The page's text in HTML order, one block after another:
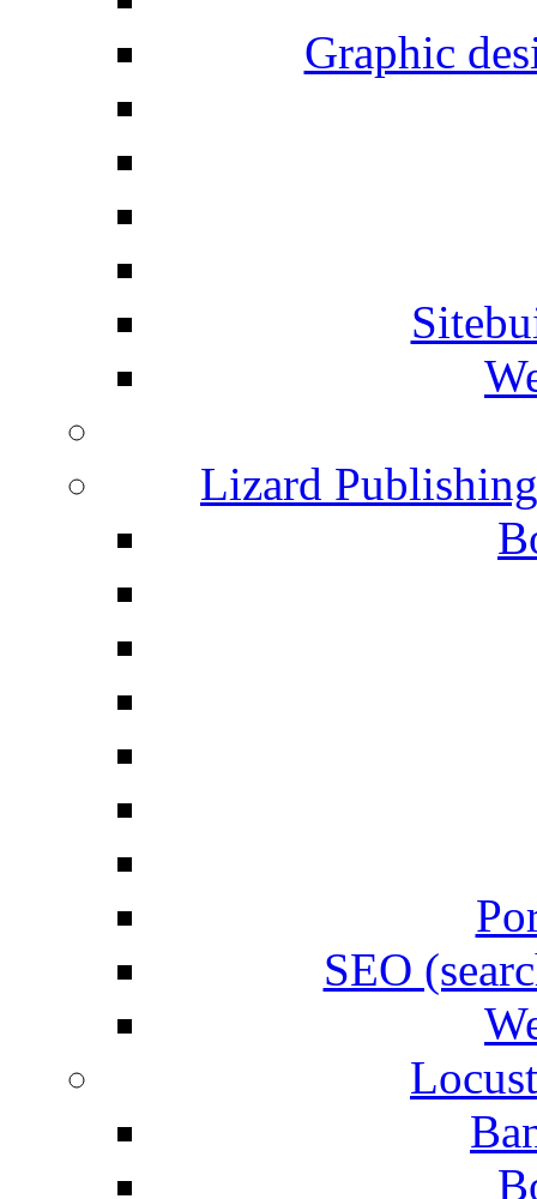
Graphic
Lizard
SEO